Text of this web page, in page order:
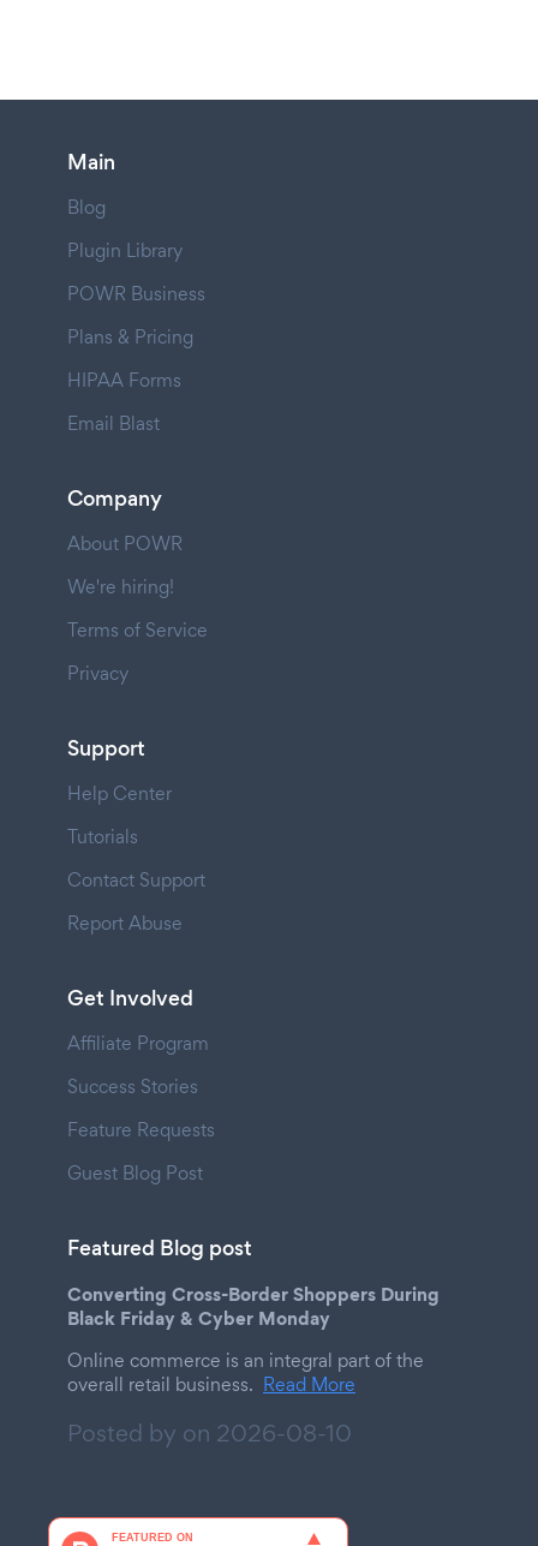
Main
Blog
Plugin Library
POWR Business
Plans & Pricing
HIPAA Forms
Email Blast
Company
About POWR
We're hiring!
Terms of Service
Privacy
Support
Help Center
Tutorials
Contact Support
Report Abuse
Get Involved
Affiliate Program
Success Stories
Feature Requests
Guest Blog Post
Featured Blog post
Converting Cross-Border Shoppers During
Black Friday & Cyber Monday
Online commerce is an integral part of the
overall retail business. Read More
Posted by on 2026-08-10